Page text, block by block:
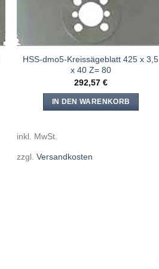
HSS-dmo5-Kreissägeblatt 425 x 3,5
x 40 Z= 80
292,57 €
IN DEN WARENKORB
inkl. MwSt.
zzgl.Versandkosten